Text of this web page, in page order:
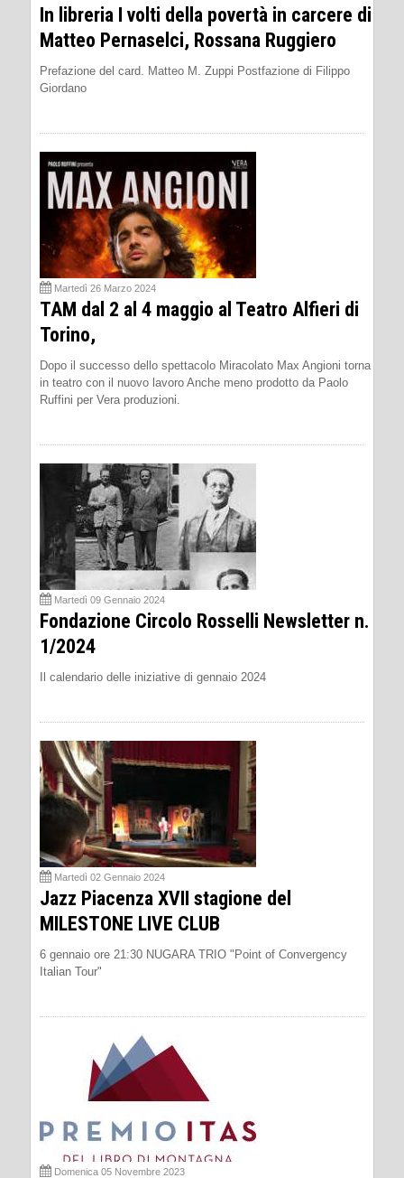
In libreria I volti della povertà in carcere di
Matteo Pernaselci, Rossana Ruggiero
Prefazione del card. Matteo M. Zuppi Postfazione di Filippo
Giordano
Martedì 26 Marzo 2024
TAM dal 2 al 4 maggio al Teatro Alfieri di
Torino,
Dopo il successo dello spettacolo Miracolato Max Angioni torna
in teatro con il nuovo lavoro Anche meno prodotto da Paolo
Ruffini per Vera produzioni.
Martedì 09 Gennaio 2024
Fondazione Circolo Rosselli Newsletter n.
1/2024
Il calendario delle iniziative di gennaio 2024
Martedì 02 Gennaio 2024
Jazz Piacenza XVII stagione del
MILESTONE LIVE CLUB
6 gennaio ore 21:30 NUGARA TRIO "Point of Convergency
Italian Tour"
Domenica 05 Novembre 2023